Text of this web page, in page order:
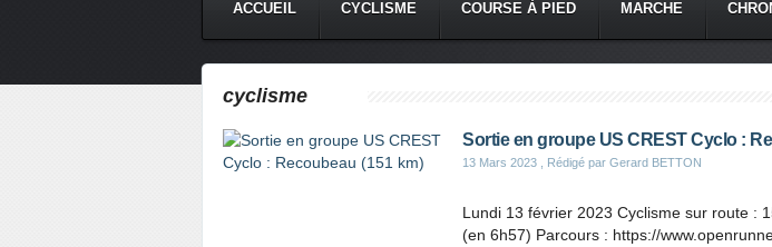
ACCUEIL CYCLISME COURSE À PIED MARCHE
cyclisme
Sortie en groupe US CREST Cyclo :
13 Mars 2023 , Rédigé par Gerard BETTON
Lundi 13 février 2023 Cyclisme sur route :
(en 6h57) Parcours : https://